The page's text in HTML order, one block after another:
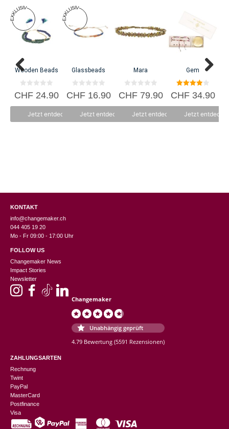
Wooden Beads
0
v
CHF24.90
Jetzt entdecken
Glassbeads
0
v
CHF16.90
Jetzt entdecken
Mara
0
v
CHF79.90
Jetzt entdecken
Gem
4.00
von 5
CHF34.90
Jetzt
KONTAKT
info@changemaker.ch
044 405 19 20
Mo - Fr 09:00 - 17:00 Uhr
FOLLOW US
Changemaker News
Impact Stories
Newsletter
Changemaker
Unabhängig geprüft
4.79 Bewertung (5591 Rezensionen)
ZAHLUNGSARTEN
Rechnung
Twint
PayPal
MasterCard
Postfinance
Visa